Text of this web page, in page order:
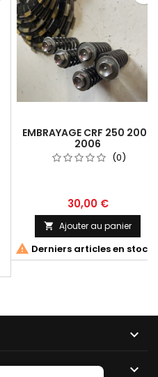
EMBRAYAGE CRF 250 2004
2006
(0)
30,00 €
 Ajouter au panier
 Derniers articles en stock

